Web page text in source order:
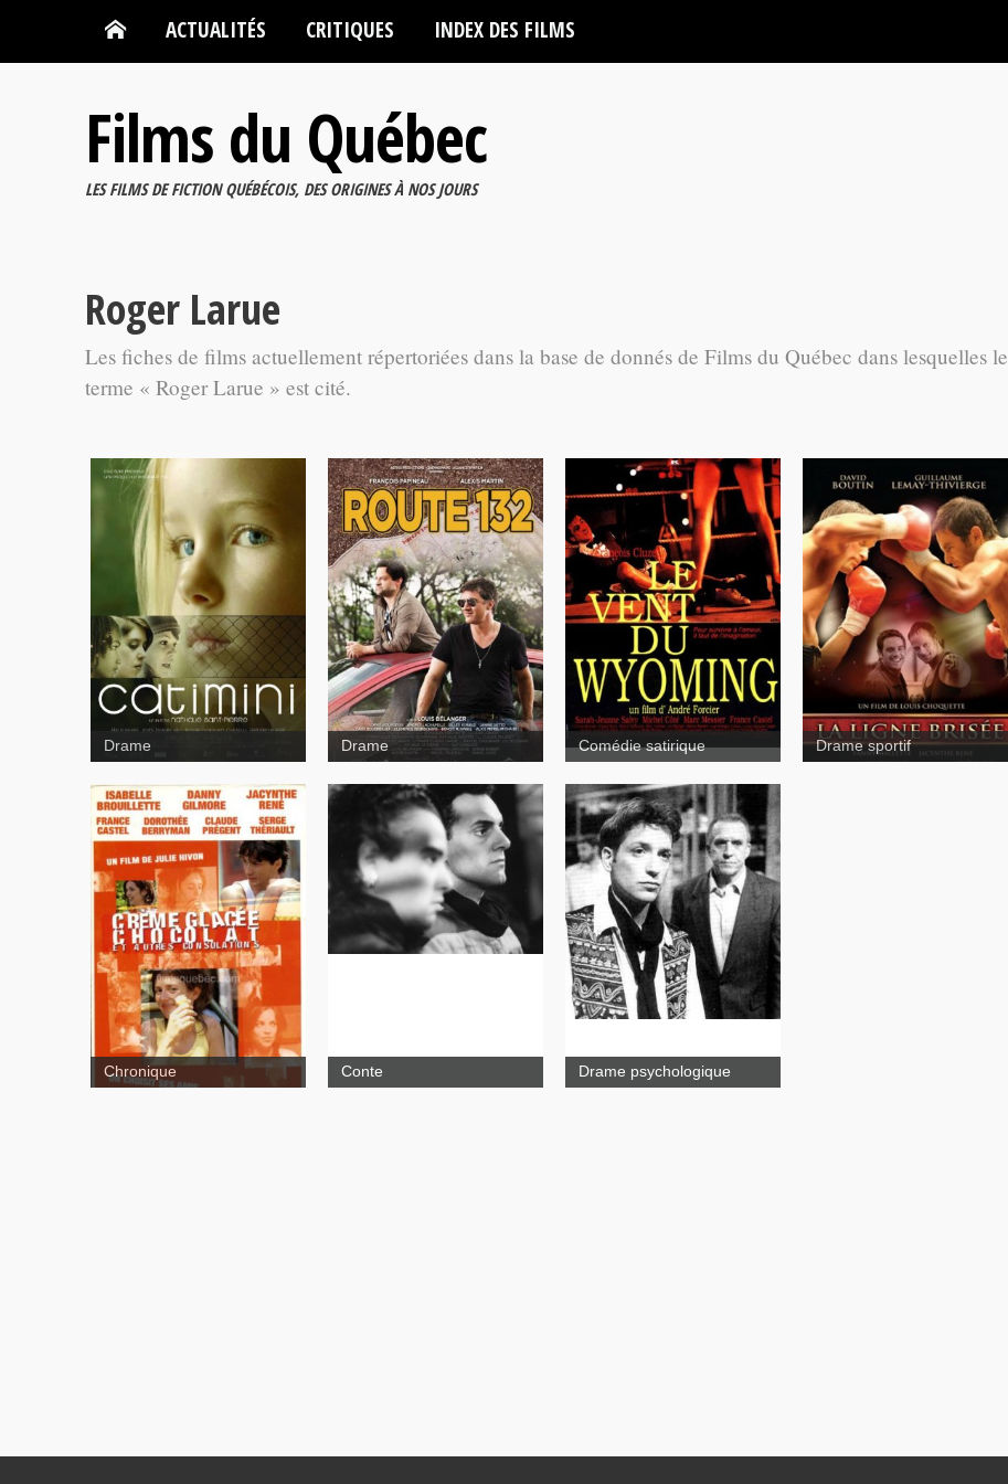
ACTUALITÉS CRITIQUES INDEX DES FILMS
Films du Québec
LES FILMS DE FICTION QUÉBÉCOIS, DES ORIGINES À NOS JOURS
Roger Larue
Les fiches de films actuellement répertoriées dans la base de donnés de Films du Québec dans lesquelles le
terme « Roger Larue » est cité.
Drame
Route 132
Drame
Le vent du Wyoming
Comédie satirique
La ligne brisée
Drame sportif
Crème glacée,
chocolat et autres
consolations
Chronique
Adramélech
Conte
Syncope
Beaux
Drame psychologique